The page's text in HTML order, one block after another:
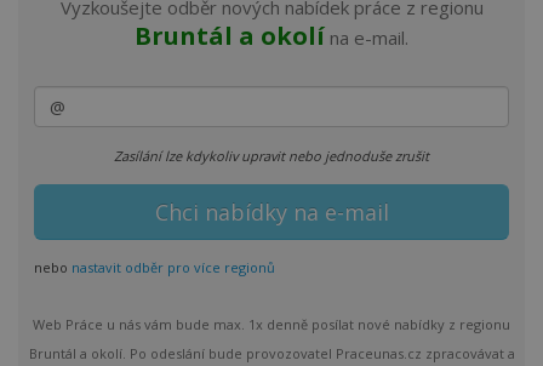
Vyzkoušejte odběr nových nabídek práce z regionu
Bruntál a okolí na e-mail.
Zasílání lze kdykoliv upravit nebo jednoduše zrušit
nebo nastavit odběr pro více regionů
Web Práce u nás vám bude max. 1x denně posílat nové nabídky z regionu
Bruntál a okolí. Po odeslání bude provozovatel Praceunas.cz zpracovávat a